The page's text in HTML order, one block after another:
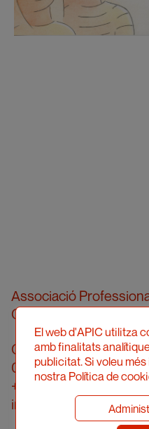
Associació
Catalunya
Carrer Londres, 96,
08036 Barcelona
+34 934 161 474
info@apic.cat
El web d'APIC utilitza
amb finalitats
publicitat. Si voleu
nostra Política de